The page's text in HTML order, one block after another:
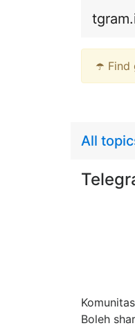
☂️ Find
All
Boleh